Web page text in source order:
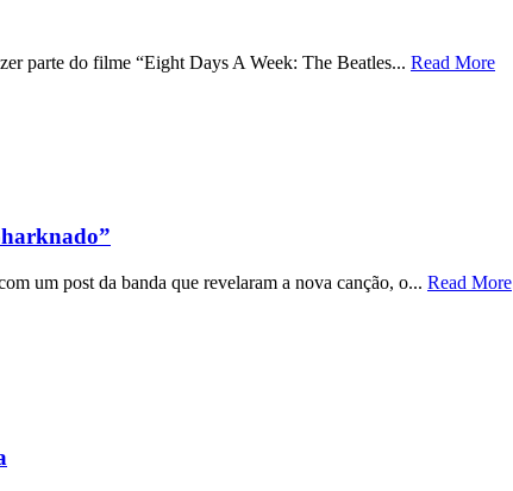
parte do filme “Eight Days A Week: The Beatles... Read More
um post da banda que revelaram a nova canção, o... Read More